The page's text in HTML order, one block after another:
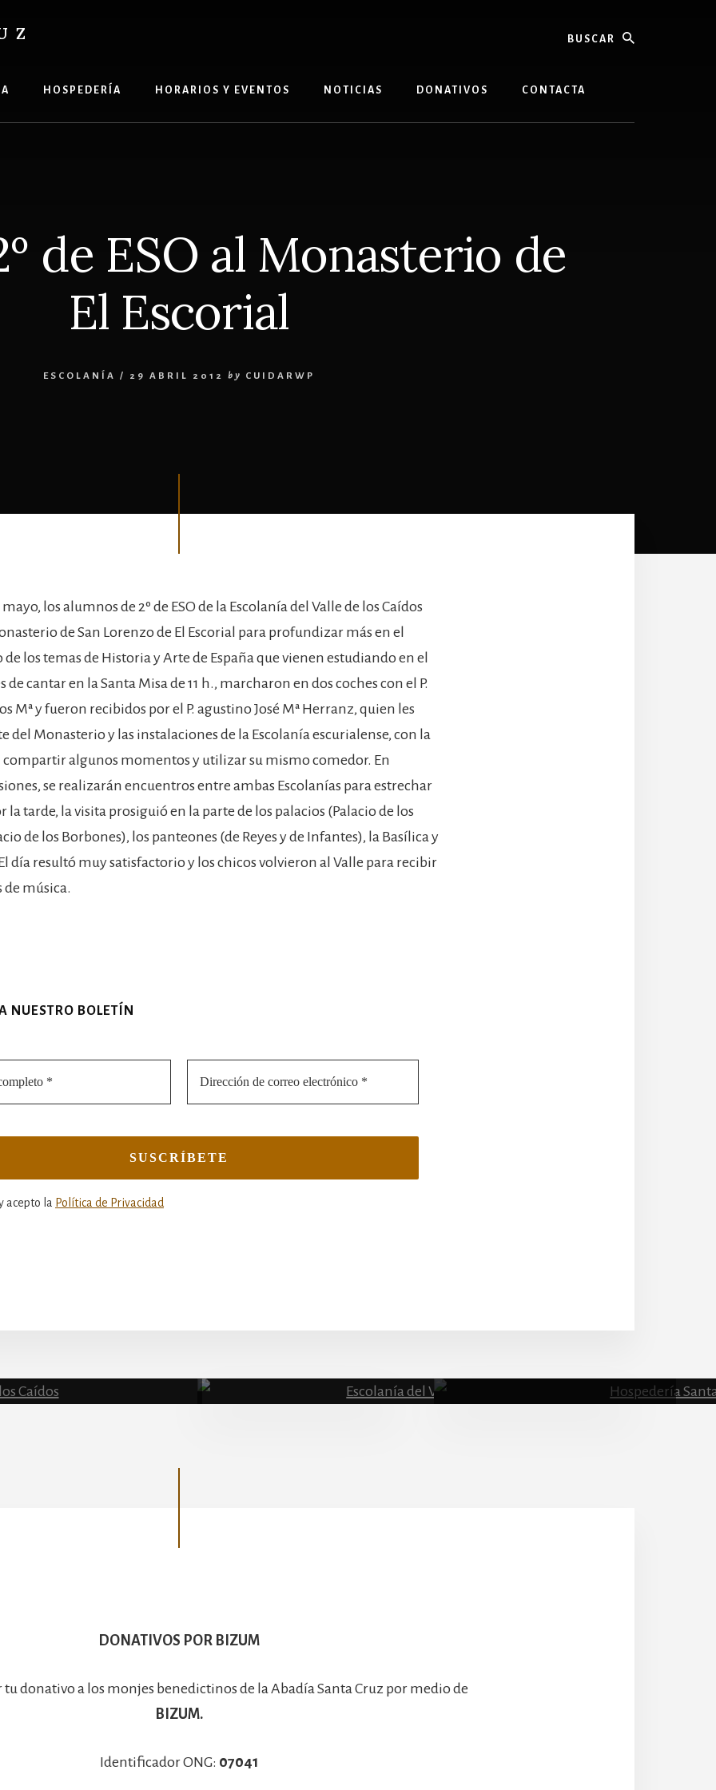
HOSPEDERÍA HORARIOS Y EVENTOS NOTICIAS DONATIVOS CONTACTA
de ESO al Monasterio de
El Escorial
ESCOLANÍA / 29 ABRIL 2012 by CUIDARWP
mayo, los alumnos de 2º de ESO de la Escolanía del Valle de los Caídos
de San Lorenzo de El Escorial para profundizar más en el
los temas de Historia y Arte de España que vienen estudiando en el
de cantar en la Santa Misa de 11 h., marcharon en dos coches con el P.
Mª y fueron recibidos por el P. agustino José Mª Herranz, quien les
del Monasterio y las instalaciones de la Escolanía escurialense, con la
algunos momentos y utilizar su mismo comedor. En
se realizarán encuentros entre ambas Escolanías para estrechar
la tarde, la visita prosiguió en la parte de los palacios (Palacio de los
de los Borbones), los panteones (de Reyes y de Infantes), la Basílica y
día resultó muy satisfactorio y los chicos volvieron al Valle para recibir
de música.
NUESTRO BOLETÍN
acepto la Política de Privacidad
DONATIVOS POR BIZUM
tu donativo a los monjes benedictinos de la Abadía Santa Cruz por medio de
BIZUM.
Identificador ONG: 07041